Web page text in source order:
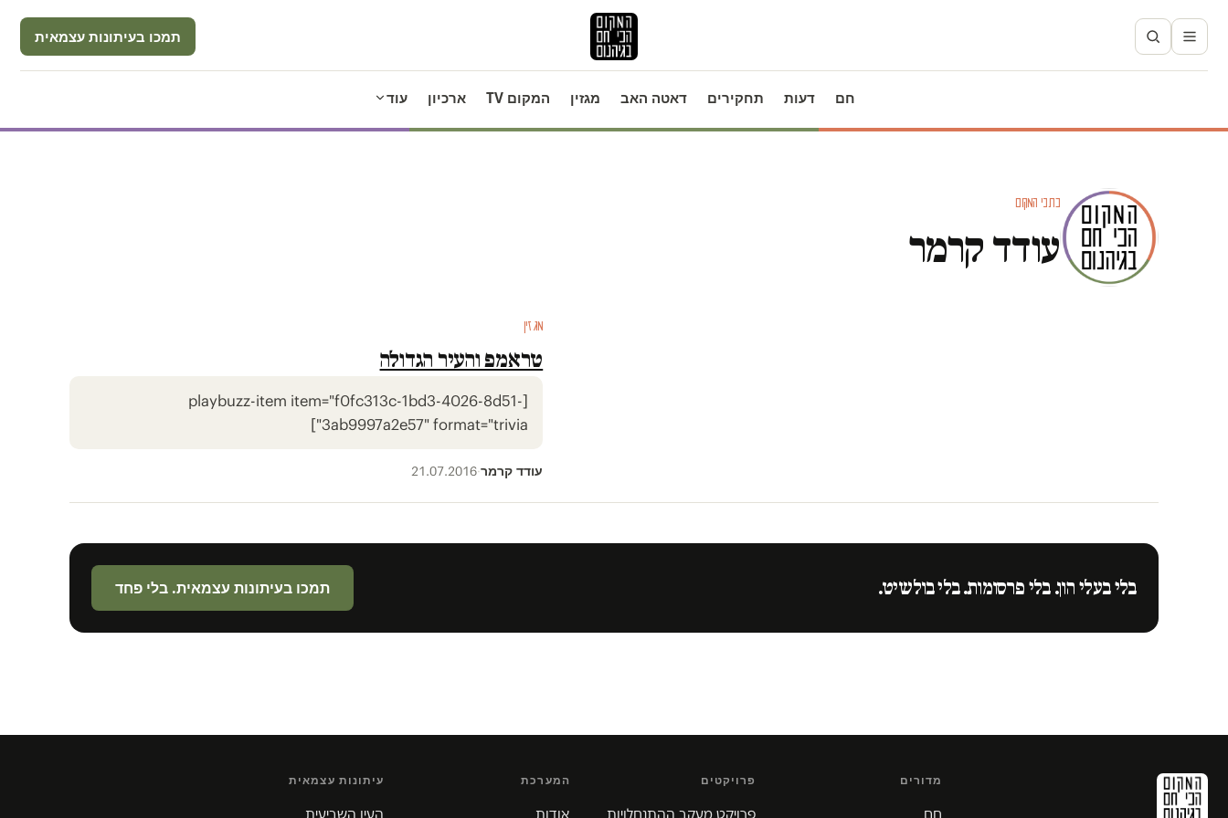
תמכו בעיתונות עצמאית
חם דעות תחקירים דאטה האב מגזין המקום TV ארכיון עוד
כתבי המקום
עודד קרמר
מגזין
טראמפ והעיר הגדולה
[playbuzz-item item="f0fc313c-1bd3-4026-8d51-
3ab9997a2e57" format="trivia"]
עודד קרמר·
21.07.2016
בלי בעלי הון. בלי פרסומות. בלי בולשיט. תמכו בעיתונות עצמאית. בלי פחד
מדורים
חם
פרויקטים
פרויקט מעקב ההתנחלויות
המערכת
אודות
עיתונות עצמאית
העין השביעית